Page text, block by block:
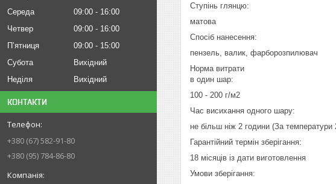
Середа
09:00
16:00
Четвер
09:00
16:00
Пʼятниця
09:00
15:00
Субота
Вихідний
Неділя
Вихідний
КОНТАКТИ
+380 (67) 582-91-80
+380 (95) 784-86-80
Ступінь глянцю:
матова
Спосіб нанесення:
пензель, валик, фарборозпилювач
Норма витрати
в один шар:
100 - 200 г/м2
Час висихання одного шару:
не більш ніж 2 години (За температури
Гарантійний термін зберігання:
18 місяців із дати виготовлення
Умови зберігання: